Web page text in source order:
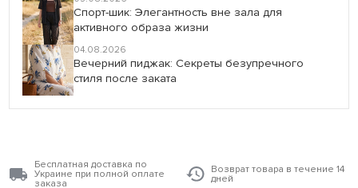
Спорт-шик: Элегантность вне зала для
активного образа жизни
04.08.2026
Вечерний пиджак: Секреты безупречного
стиля после заката
Бесплатная доставка по
Украине при полной оплате
заказа
Возврат товара в течение 14
дней